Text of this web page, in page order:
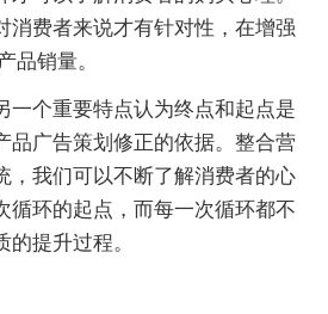
消费者来说才有针对性，在增强
品销量。
个重要特点认为终点和起点是
品广告策划修正的依据。整合营
，我们可以不断了解消费者的心
循环的起点，而每一次循环都不
提升过程。